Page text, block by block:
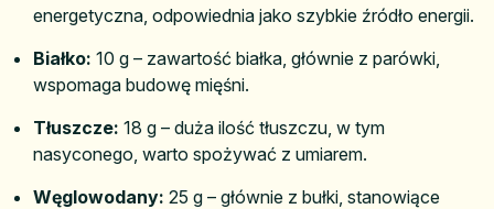
energetyczna, odpowiednia jako szybkie źródło energii.
Białko: 10 g – zawartość białka, głównie z parówki,
wspomaga budowę mięśni.
Tłuszcze: 18 g – duża ilość tłuszczu, w tym
nasyconego, warto spożywać z umiarem.
Węglowodany: 25 g – głównie z bułki, stanowiące